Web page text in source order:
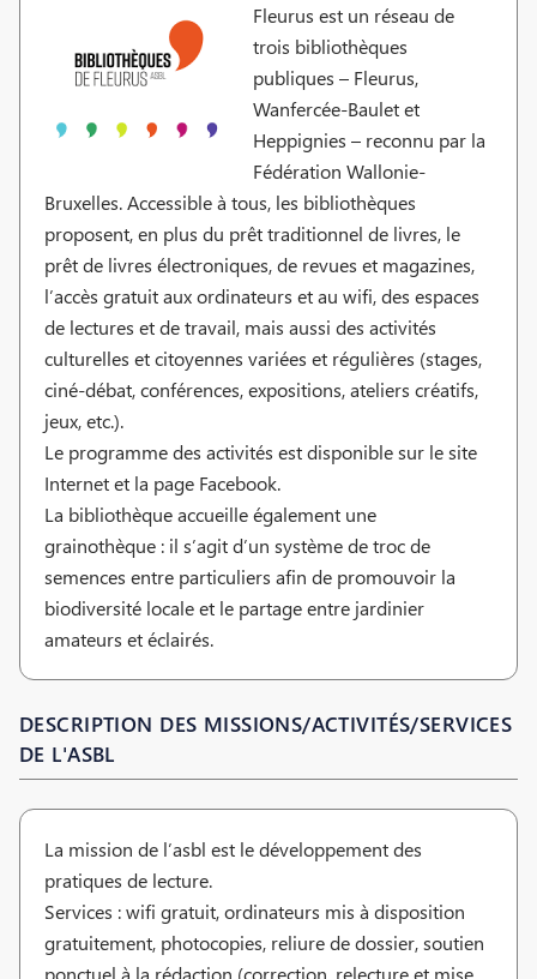
Fleurus est un réseau de
trois bibliothèques
publiques – Fleurus,
Wanfercée-Baulet et
Heppignies – reconnu par la
Fédération Wallonie-
Bruxelles. Accessible à tous, les bibliothèques
proposent, en plus du prêt traditionnel de livres, le
prêt de livres électroniques, de revues et magazines,
l’accès gratuit aux ordinateurs et au wifi, des espaces
de lectures et de travail, mais aussi des activités
culturelles et citoyennes variées et régulières (stages,
ciné-débat, conférences, expositions, ateliers créatifs,
jeux, etc.).
Le programme des activités est disponible sur le site
Internet et la page Facebook.
La bibliothèque accueille également une
grainothèque : il s’agit d’un système de troc de
semences entre particuliers afin de promouvoir la
biodiversité locale et le partage entre jardinier
amateurs et éclairés.
DESCRIPTION DES MISSIONS/ACTIVITÉS/SERVICES
DE L'ASBL
La mission de l’asbl est le développement des
pratiques de lecture.
Services : wifi gratuit, ordinateurs mis à disposition
gratuitement, photocopies, reliure de dossier, soutien
ponctuel à la rédaction (correction, relecture et mise